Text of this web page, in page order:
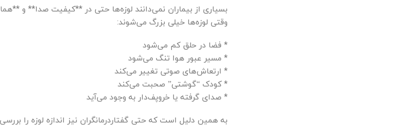
بسیاری از بیماران نمی‌دانند لوزه‌ها حتی در **کیفیت صدا** و
وقتی لوزه‌ها خیلی بزرگ می‌شوند:
* فضا در حلق کم می‌شود
* مسیر عبور هوا تنگ می‌شود
* ارتعاش‌های صوتی تغییر می‌کند
* کودک “گوشتی” صحبت می‌کند
* صدای گرفته یا خروپف‌دار به وجود می‌آید
به همین دلیل است که حتی گفتاردرمانگران نیز اندازه لوزه را